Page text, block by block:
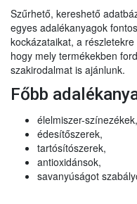
Szűrhető, kereshető
egyes adalékanyagok
kockázataikat, a
hogy mely termékekben
szakirodalmat is ajánlunk.
Főbb
élelmiszer-színezékek,
édesítőszerek,
tartósítószerek,
antioxidánsok,
savanyúságot